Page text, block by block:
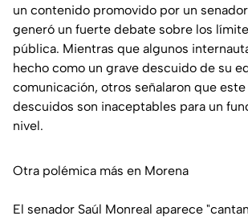
un contenido promovido por un
generó un fuerte debate sobre los
pública. Mientras que algunos
hecho como un grave descuido de su
comunicación, otros señalaron que
descuidos son inaceptables para un
nivel.
Otra polémica más en Morena
El senador Saúl Monreal aparece